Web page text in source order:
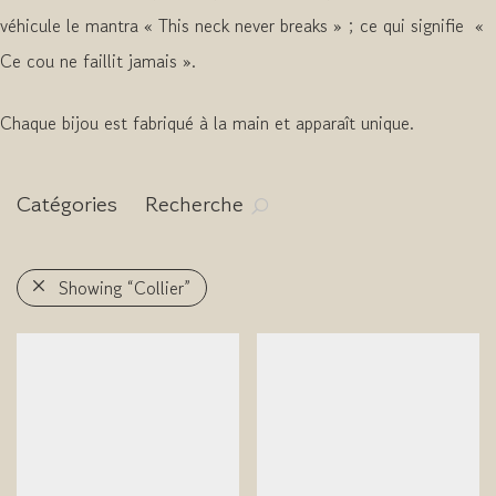
véhicule le mantra « This neck never breaks » ; ce qui signifie «
Ce cou ne faillit jamais ».
Chaque bijou est fabriqué à la main et apparaît unique.
Catégories Recherche
Showing “Collier”